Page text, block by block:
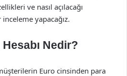
ve nasıl açılacağı
yapacağız.
Nedir?
Euro cinsinden para